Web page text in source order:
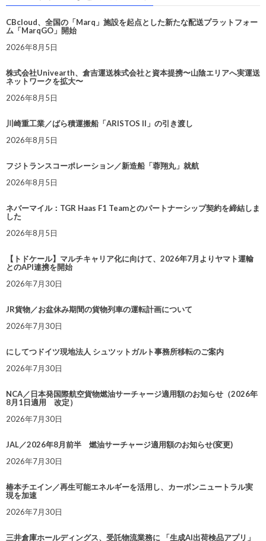
CBcloud、全国の「Marq」施設を起点とした新たな配送プラットフォー
ム「MarqGO」開始
2026年8月5日
株式会社Univearth、倉吉運送株式会社と資本提携〜山陰エリアへ実運送
ネットワークを拡大〜
2026年8月5日
川崎重工業／ばら積運搬船「ARISTOS II」の引き渡し
2026年8月5日
フジトランスコーポレーション／新造船「蓉翔丸」就航
2026年8月5日
ネバーマイル：TGR Haas F1 Teamとのパートナーシップ契約を締結しま
した
2026年8月5日
【トドケール】マルチキャリア化に向けて、2026年7月よりヤマト運輸
とのAPI連携を開始
2026年7月30日
JR貨物／お盆休み期間の貨物列車の運転計画について
2026年7月30日
にしてつドイツ現地法人 シュツットガルト事務所移転のご案内
2026年7月30日
NCA／日本発国際航空貨物燃油サーチャージ適用額のお知らせ（2026年
8月1日適用 改定）
2026年7月30日
JAL／2026年8月前半 燃油サーチャージ適用額のお知らせ(変更)
2026年7月30日
椿本チエイン／再生可能エネルギーを活用し、カーボンニュートラル実
現を加速
2026年7月30日
三井倉庫ホールディングス、受託物流業務に 「生成AI出荷検品アプリ」